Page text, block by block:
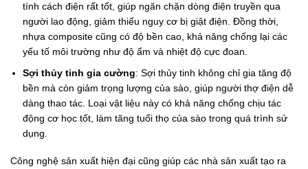
tính cách điện rất tốt, giúp ngăn chặn dòng điện truyền qua
người lao động, giảm thiểu nguy cơ bị giật điện. Đồng thời,
nhựa composite cũng có độ bền cao, khả năng chống lại các
yếu tố môi trường như độ ẩm và nhiệt độ cực đoan.
Sợi thủy tinh gia cường: Sợi thủy tinh không chỉ gia tăng độ
bền mà còn giảm trọng lượng của sào, giúp người thợ điện dễ
dàng thao tác. Loại vật liệu này có khả năng chống chịu tác
động cơ học tốt, làm tăng tuổi thọ của sào trong quá trình sử
dụng.
Công nghệ sản xuất hiện đại cũng giúp các nhà sản xuất tạo ra